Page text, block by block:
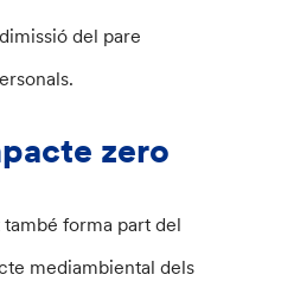
del pare
zero
forma part del
mediambiental dels